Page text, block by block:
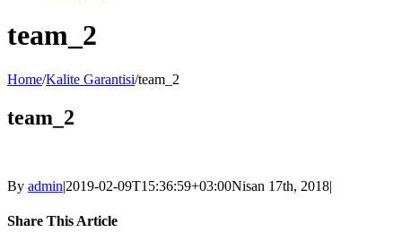
team_2
Home/Kalite Garantisi/team_2
team_2
By admin|2019-02-09T15:36:59+03:00Nisan 17th, 2018|
Share This Article